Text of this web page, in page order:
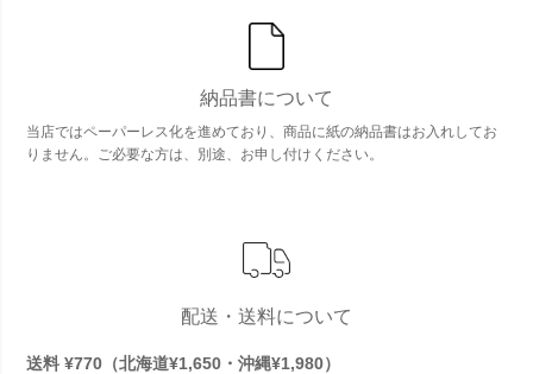
納品書について
当店ではペーパーレス化を進めており、商品に紙の納品書はお入れしてお
りません。ご必要な方は、別途、お申し付けください。
配送・送料について
送料 ¥770（北海道¥1,650・沖縄¥1,980）